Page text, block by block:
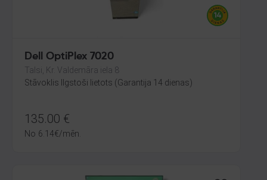
Dell OptiPlex 7020
Talsi, Kr. Valdemāra iela 8
Stāvoklis Ilgstoši lietots (Garantija 14 dienas)
135.00 €
No 6.14€/mēn.